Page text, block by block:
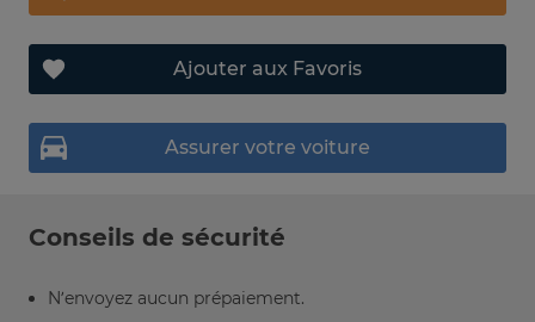
Ajouter aux Favoris
Assurer votre voiture
Conseils de sécurité
N’envoyez aucun prépaiement.